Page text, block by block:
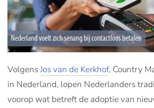
VolgensJos van de Kerkhof, Country
in Nederland, lopen Nederlanders
voorop wat betreft de adoptie van